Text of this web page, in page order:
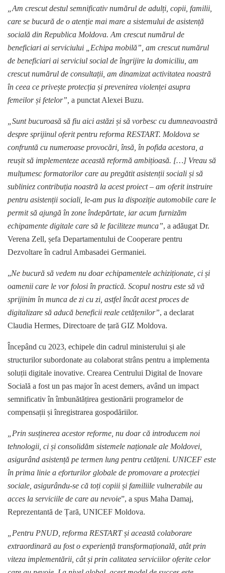
„Am crescut destul semnificativ numărul de adulți, copii, familii,
care se bucură de o atenție mai mare a sistemului de asistență
socială din Republica Moldova. Am crescut numărul de
beneficiari ai serviciului „Echipa mobilă”, am crescut numărul
de beneficiari ai serviciul social de îngrijire la domiciliu, am
crescut numărul de consultații, am dinamizat activitatea noastră
în ceea ce privește protecția și prevenirea violenței asupra
femeilor și fetelor”, a punctat Alexei Buzu.
„Sunt bucuroasă să fiu aici astăzi și să vorbesc cu dumneavoastră
despre sprijinul oferit pentru reforma RESTART. Moldova se
confruntă cu numeroase provocări, însă, în pofida acestora, a
reușit să implementeze această reformă ambițioasă. […] Vreau să
mulțumesc formatorilor care au pregătit asistenții sociali și să
subliniez contribuția noastră la acest proiect – am oferit instruire
pentru asistenții sociali, le-am pus la dispoziție automobile care le
permit să ajungă în zone îndepărtate, iar acum furnizăm
echipamente digitale care să le faciliteze munca”, a adăugat Dr.
Verena Zell, șefa Departamentului de Cooperare pentru
Dezvoltare în cadrul Ambasadei Germaniei.
„Ne bucură să vedem nu doar echipamentele achiziționate, ci și
oamenii care le vor folosi în practică. Scopul nostru este să vă
sprijinim în munca de zi cu zi, astfel încât acest proces de
digitalizare să aducă beneficii reale cetățenilor”, a declarat
Claudia Hermes, Directoare de țară GIZ Moldova.
Începând cu 2023, echipele din cadrul ministerului și ale
structurilor subordonate au colaborat strâns pentru a implementa
soluții digitale inovative. Crearea Centrului Digital de Inovare
Socială a fost un pas major în acest demers, având un impact
semnificativ în îmbunătățirea gestionării programelor de
compensații și înregistrarea gospodăriilor.
„Prin susținerea acestor reforme, nu doar că introducem noi
tehnologii, ci și consolidăm sistemele naționale ale Moldovei,
asigurând asistență pe termen lung pentru cetățeni. UNICEF este
în prima linie a eforturilor globale de promovare a protecției
sociale, asigurându-se că toți copiii și familiile vulnerabile au
acces la serviciile de care au nevoie”, a spus Maha Damaj,
Reprezentantă de Țară, UNICEF Moldova.
„Pentru PNUD, reforma RESTART și această colaborare
extraordinară au fost o experiență transformațională, atât prin
viteza implementării, cât și prin calitatea serviciilor oferite celor